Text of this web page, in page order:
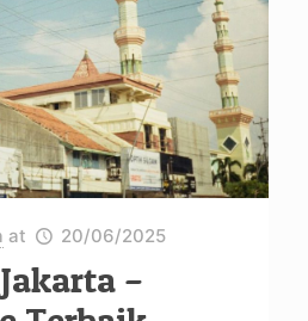
at 20/06/2025
–